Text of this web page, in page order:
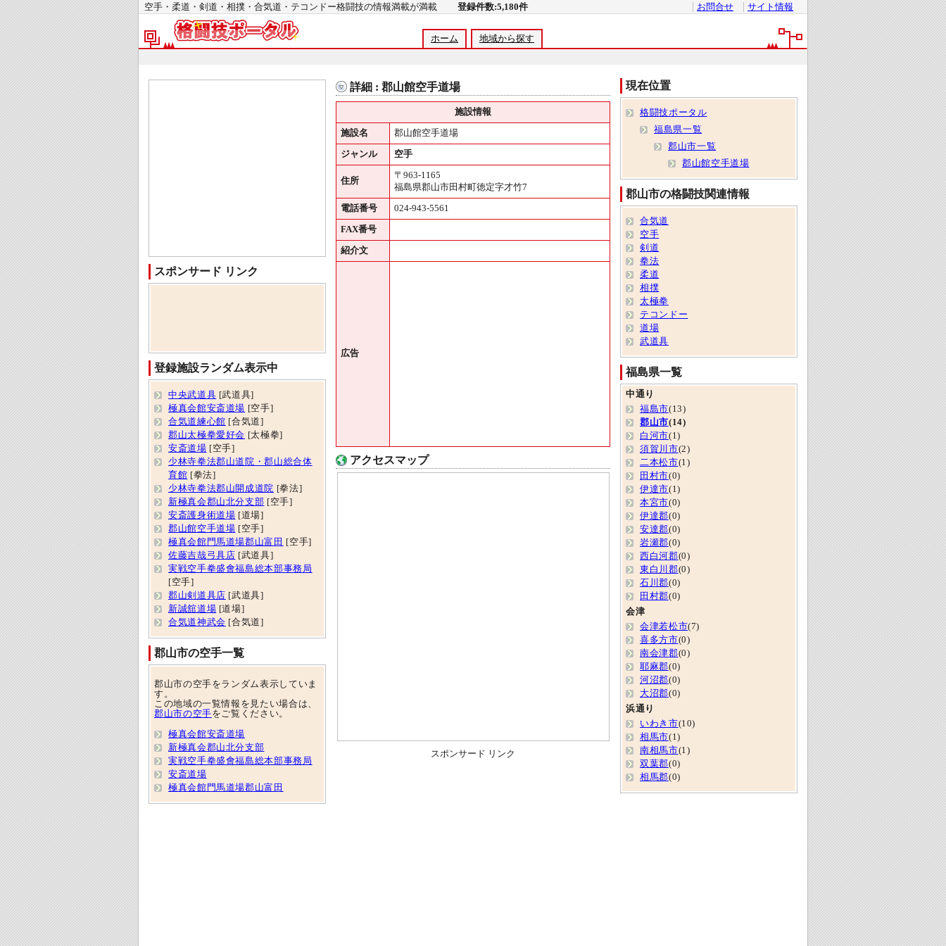
空手・柔道・剣道・相撲・合気道・テコンドー格闘技の情報満載が満載 登録件数:5,180件 お問合せ サイト情報
ホーム 地域から探す
詳細 : 郡山館空手道場
施設情報
施設名 郡山館空手道場
ジャンル 空手
住所
〒963-1165
福島県郡山市田村町徳定字才竹7
電話番号 024-943-5561
FAX番号
紹介文
広告
アクセスマップ
スポンサード リンク
スポンサード リンク
登録施設ランダム表示中
中央武道具 [武道具]
極真会館安斎道場 [空手]
合気道練心館 [合気道]
郡山太極拳愛好会 [太極拳]
安斎道場 [空手]
少林寺拳法郡山道院・郡山総合体
育館 [拳法]
少林寺拳法郡山開成道院 [拳法]
新極真会郡山北分支部 [空手]
安斎護身術道場 [道場]
郡山館空手道場 [空手]
極真会館門馬道場郡山富田
[空手]
佐藤吉哉弓具店 [武道具]
実戦空手拳盛會福島総本部事務局
[空手]
郡山剣道具店 [武道具]
新誠舘道場 [道場]
合気道神武会 [合気道]
郡山市の空手一覧
郡山市の空手をランダム表示していま
す。
この地域の一覧情報を見たい場合は、
郡山市の空手をご覧ください。
極真会館安斎道場
新極真会郡山北分支部
実戦空手拳盛會福島総本部事務局
安斎道場
極真会館門馬道場郡山富田
現在位置
格闘技ポータル
福島県一覧
郡山市一覧
郡山館空手道場
郡山市の格闘技関連情報
合気道
空手
剣道
拳法
柔道
相撲
太極拳
テコンドー
道場
武道具
福島県一覧
中通り
福島市(13)
郡山市(14)
白河市(1)
須賀川市(2)
二本松市(1)
田村市(0)
伊達市(1)
本宮市(0)
伊達郡(0)
安達郡(0)
岩瀬郡(0)
西白河郡(0)
東白川郡(0)
石川郡(0)
田村郡(0)
会津
会津若松市(7)
喜多方市(0)
南会津郡(0)
耶麻郡(0)
河沼郡(0)
大沼郡(0)
浜通り
いわき市(10)
相馬市(1)
南相馬市(1)
双葉郡(0)
相馬郡(0)